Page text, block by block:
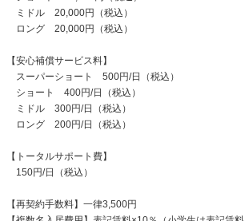
ミドル 20,000円（税込）
ロング 20,000円（税込）
【安心補償サービス料】
スーパーショート 500円/日（税込）
ショート 400円/日（税込）
ミドル 300円/日（税込）
ロング 200円/日（税込）
【トータルサポート費】
150円/日（税込）
【再契約手数料】一律3,500円